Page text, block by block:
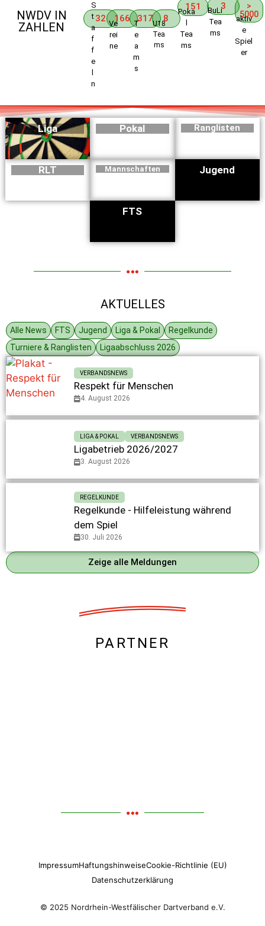
NWDV IN
ZAHLEN
32
S
t
a
f
f
e
n
166
Ve
rei
ne
317
T
e
a
m
s
8
U18
Tea
ms
151
Poka
Tea
ms
3
BuLi
Tea
ms
>
5000
aktiv
e
Spiel
er
Liga Pokal Ranglisten
RLT Mannschaften Jugend
FTS
AKTUELLES
Alle News FTS Jugend Liga & Pokal
Regelkunde
Turniere & Ranglisten
Ligaabschluss 2026
VERBANDSNEWS
Respekt für Menschen
4. August 2026
LIGA & POKAL VERBANDSNEWS
Ligabetrieb 2026/2027
3. August 2026
REGELKUNDE
Regelkunde - Hilfeleistung während
dem Spiel
30. Juli 2026
Zeige alle Meldungen
PARTNER
ImpressumHaftungshinweiseCookie-Richtlinie (EU)
Datenschutzerklärung